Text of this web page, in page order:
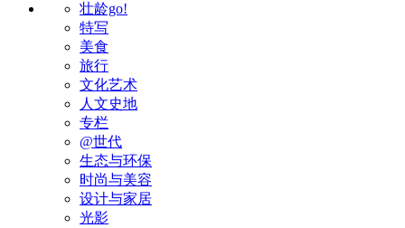
壮龄go!
特写
美食
旅行
文化艺术
人文史地
专栏
@世代
生态与环保
时尚与美容
设计与家居
光影